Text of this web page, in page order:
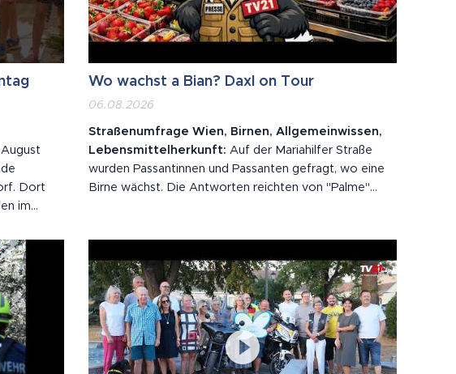
Dort
im
die...
Wo wachst a Bian? Daxl on Tour
06.08.2026
Straßenumfrage Wien, Birnen, Allgemeinwissen,
Lebensmittelherkunft: Auf der Mariahilfer Straße
wurden Passantinnen und Passanten gefragt, wo eine
Birne wächst. Die Antworten reichten von "Palme"
Birnbaum gibt.